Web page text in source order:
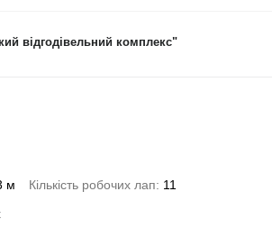
відгодівельний комплекс"
м Кількість робочих лап 11